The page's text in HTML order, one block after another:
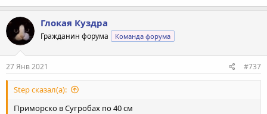
я
Глокая Куздра
Гражданин форума Команда форума
27 Янв 2021 #737
Step сказал(а):
Приморско в Сугробах по 40 см